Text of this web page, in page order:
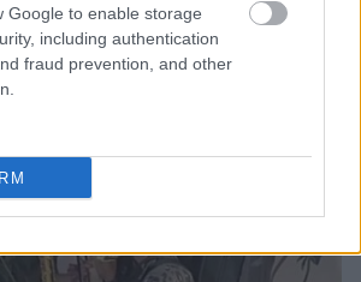
Google to enable storage
including authentication
fraud prevention, and other
η ενεργειακή αναβάθμιση - Γιατί